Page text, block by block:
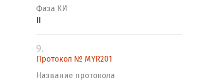
Фаза КИ
9.
Протокол № MYR201
Название протокола